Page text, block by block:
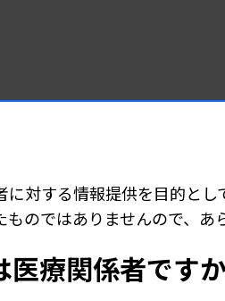
対する情報提供を目的とし
のではありませんので、あ
医療関係者です